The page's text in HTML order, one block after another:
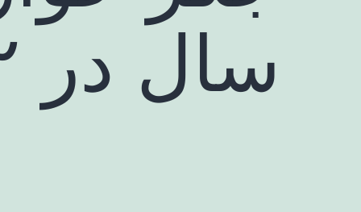
سال در ۹۲ سالگی